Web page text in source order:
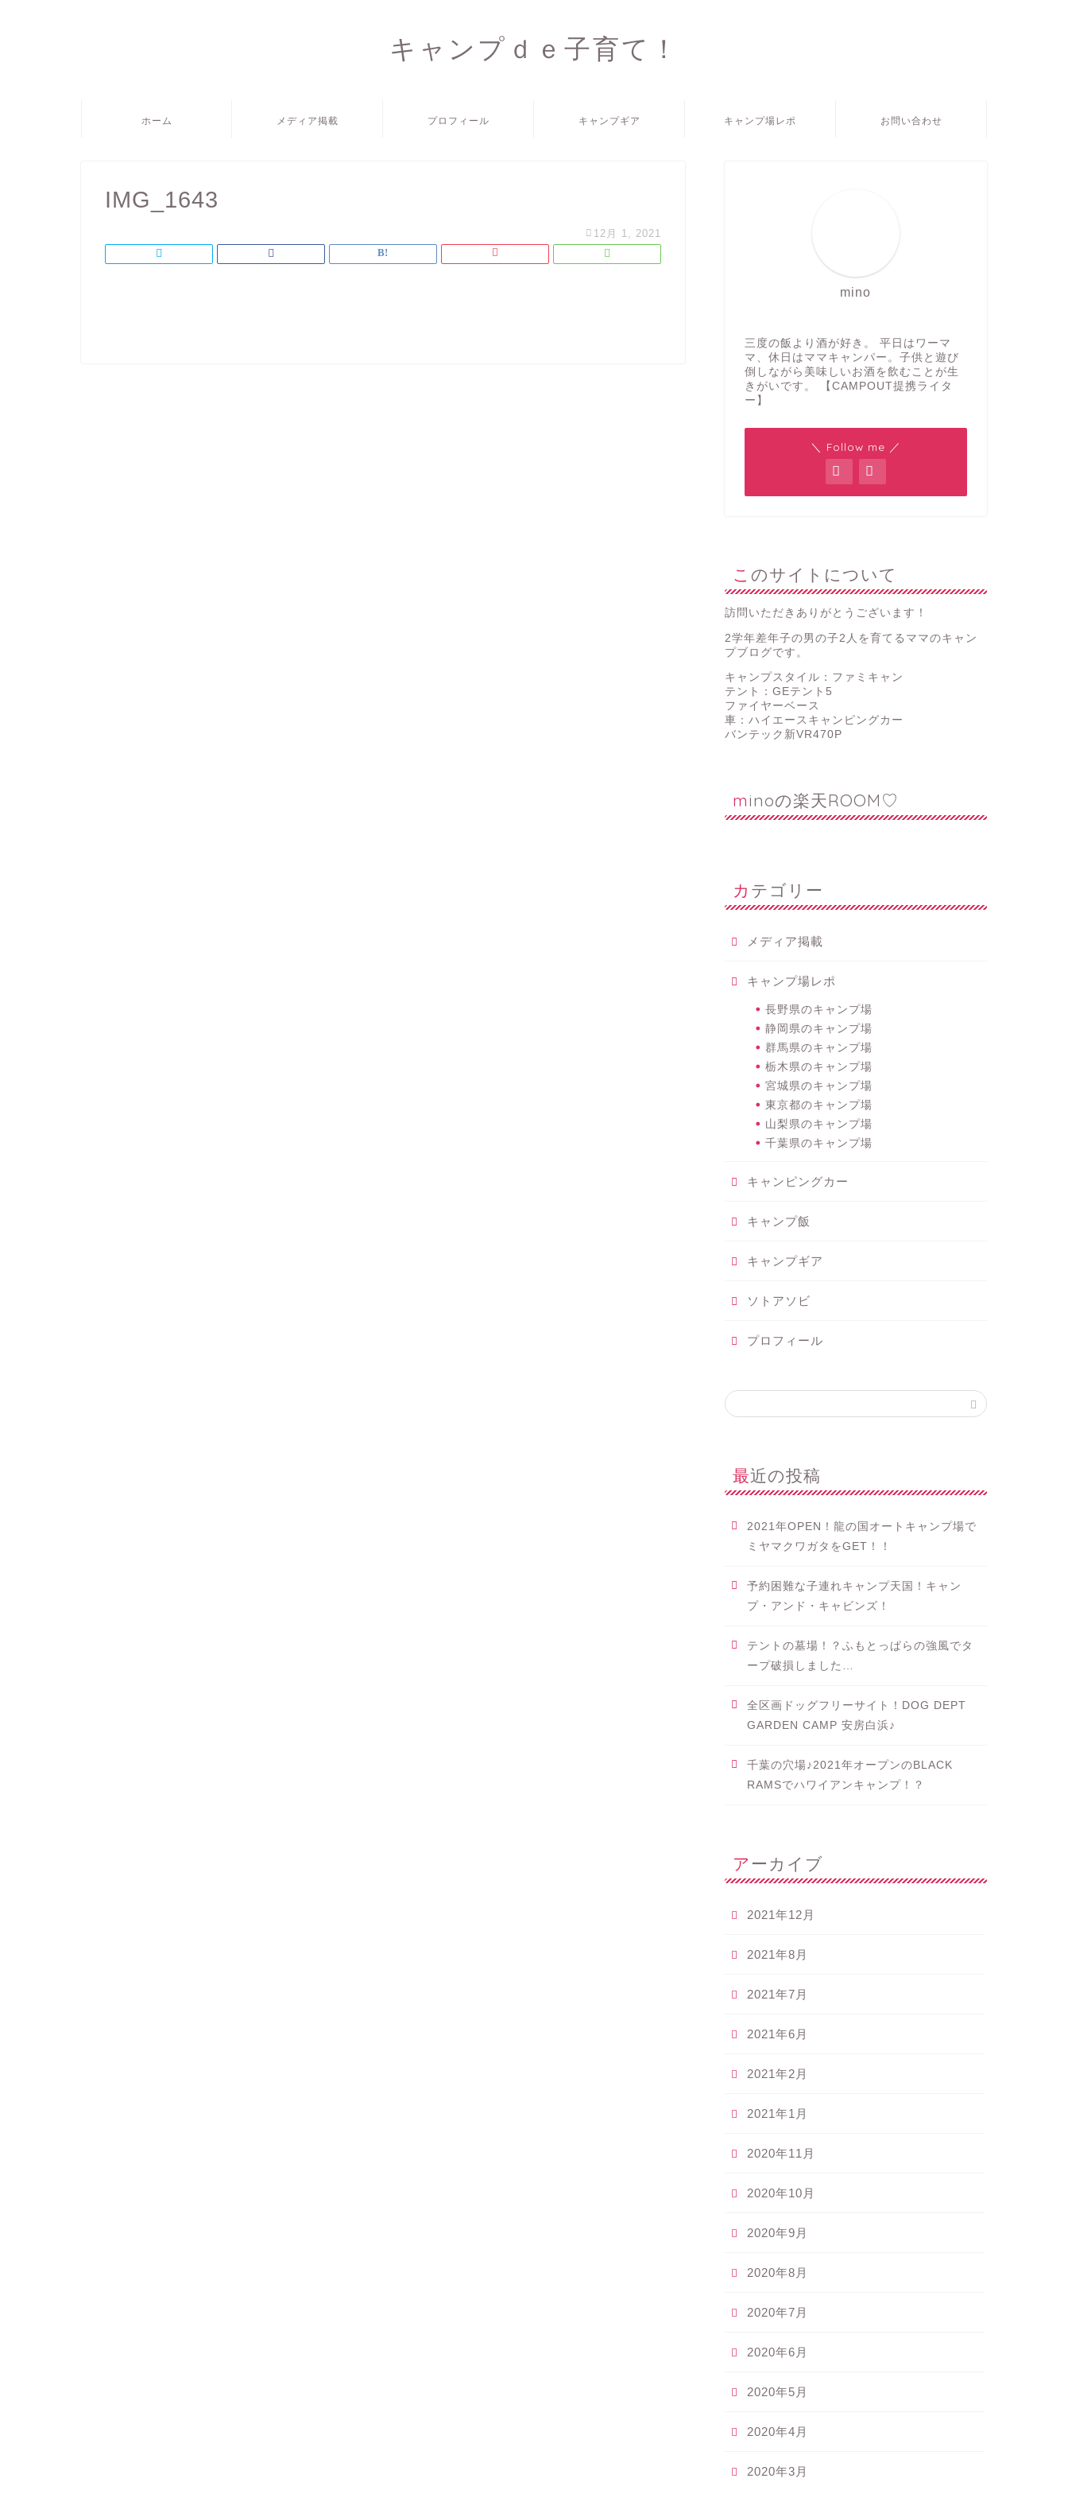
キャンプｄｅ子育て！
ホーム メディア掲載 プロフィール キャンプギア キャンプ場レポ お問い合わせ
IMG_1643
12月 1, 2021
mino
三度の飯より酒が好き。 平日はワーマ
マ、休日はママキャンパー。子供と遊び
倒しながら美味しいお酒を飲むことが生
きがいです。 【CAMPOUT提携ライタ
ー】
＼ Follow me ／
このサイトについて
訪問いただきありがとうございます！
2学年差年子の男の子2人を育てるママのキャン
プブログです。
キャンプスタイル：ファミキャン
テント：GEテント5
ファイヤーベース
車：ハイエースキャンピングカー
バンテック新VR470P
minoの楽天ROOM♡
カテゴリー
メディア掲載
キャンプ場レポ
長野県のキャンプ場
静岡県のキャンプ場
群馬県のキャンプ場
栃木県のキャンプ場
宮城県のキャンプ場
東京都のキャンプ場
山梨県のキャンプ場
千葉県のキャンプ場
キャンピングカー
キャンプ飯
キャンプギア
ソトアソビ
プロフィール
最近の投稿
2021年OPEN！龍の国オートキャンプ場で
ミヤマクワガタをGET！！
予約困難な子連れキャンプ天国！キャン
プ・アンド・キャビンズ！
テントの墓場！？ふもとっぱらの強風でタ
ープ破損しました…
全区画ドッグフリーサイト！DOG DEPT
GARDEN CAMP 安房白浜♪
千葉の穴場♪2021年オープンのBLACK
RAMSでハワイアンキャンプ！？
アーカイブ
2021年12月
2021年8月
2021年7月
2021年6月
2021年2月
2021年1月
2020年11月
2020年10月
2020年9月
2020年8月
2020年7月
2020年6月
2020年5月
2020年4月
2020年3月